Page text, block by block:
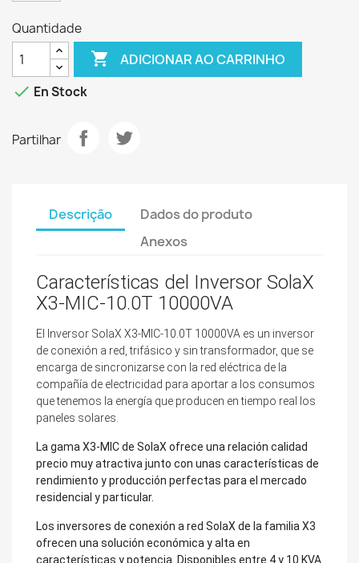
Quantidade
 ADICIONAR AO CARRINHO
 En Stock
Partilhar
Descrição
Dados do produto
Anexos
Características del Inversor SolaX
X3-MIC-10.0T 10000VA
El Inversor SolaX X3-MIC-10.0T 10000VA es un inversor
de conexión a red, trifásico y sin transformador, que se
encarga de sincronizarse con la red eléctrica de la
compañía de electricidad para aportar a los consumos
que tenemos la energía que producen en tiempo real los
paneles solares.
La gama X3-MIC de SolaX ofrece una relación calidad
precio muy atractiva junto con unas características de
rendimiento y producción perfectas para el mercado
residencial y particular.
Los inversores de conexión a red SolaX de la familia X3
ofrecen una solución económica y alta en
características y potencia. Disponibles entre 4 y 10 KVA